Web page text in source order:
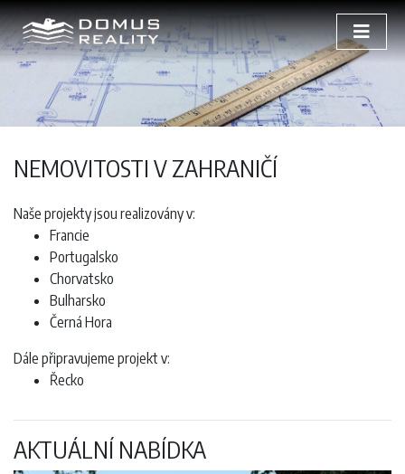
NEMOVITOSTI V ZAHRANIČÍ
Naše projekty jsou realizovány v:
Francie
Portugalsko
Chorvatsko
Bulharsko
Černá Hora
Dále připravujeme projekt v:
Řecko
AKTUÁLNÍ NABÍDKA